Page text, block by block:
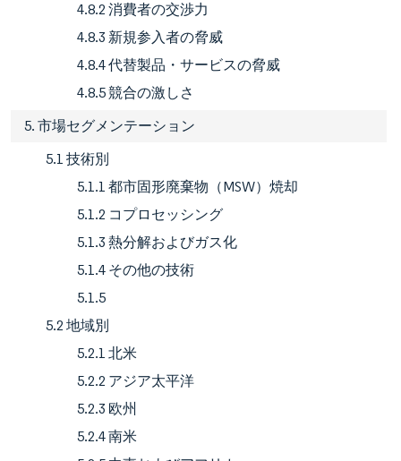
4.8.2 消費者の交渉力
4.8.3 新規参入者の脅威
4.8.4 代替製品・サービスの脅威
4.8.5 競合の激しさ
5. 市場セグメンテーション
5.1 技術別
5.1.1 都市固形廃棄物（MSW）焼却
5.1.2 コプロセッシング
5.1.3 熱分解およびガス化
5.1.4 その他の技術
5.1.5
5.2 地域別
5.2.1 北米
5.2.2 アジア太平洋
5.2.3 欧州
5.2.4 南米